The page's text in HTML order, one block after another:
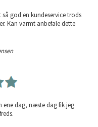
god en kundeservice trods
Kan varmt anbefale dette
ene dag, næste dag fik jeg